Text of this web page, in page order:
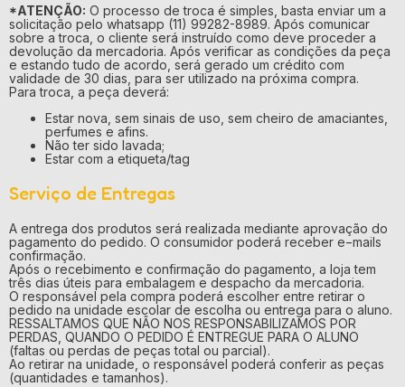
*ATENÇÃO: O processo de troca é simples, basta enviar um a
solicitação pelo whatsapp (11) 99282-8989. Após comunicar
sobre a troca, o cliente será instruído como deve proceder a
devolução da mercadoria. Após verificar as condições da peça
e estando tudo de acordo, será gerado um crédito com
validade de 30 dias, para ser utilizado na próxima compra.
Para troca, a peça deverá:
Estar nova, sem sinais de uso, sem cheiro de amaciantes,
perfumes e afins.
Não ter sido lavada;
Estar com a etiqueta/tag
Serviço de Entregas
A entrega dos produtos será realizada mediante aprovação do
pagamento do pedido. O consumidor poderá receber e−mails
confirmação.
Após o recebimento e confirmação do pagamento, a loja tem
três dias úteis para embalagem e despacho da mercadoria.
O responsável pela compra poderá escolher entre retirar o
pedido na unidade escolar de escolha ou entrega para o aluno.
RESSALTAMOS QUE NÃO NOS RESPONSABILIZAMOS POR
PERDAS, QUANDO O PEDIDO É ENTREGUE PARA O ALUNO
(faltas ou perdas de peças total ou parcial).
Ao retirar na unidade, o responsável poderá conferir as peças
(quantidades e tamanhos).